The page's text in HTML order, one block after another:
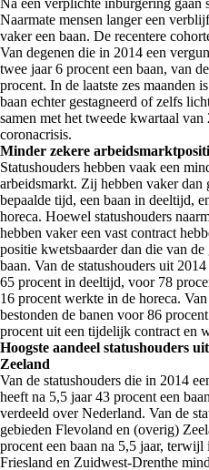
Na een verplichte inburgering gaan
Naarmate mensen langer een
vaker een baan. De recentere
Van degenen die in 2014 een
twee jaar 6 procent een baan, van
procent. In de laatste zes maanden
baan echter gestagneerd of zelfs
samen met het tweede kwartaal
coronacrisis.
Minder zekere
Statushouders hebben vaak een
arbeidsmarkt. Zij hebben vaker dan
bepaalde tijd, een baan in deeltijd,
horeca. Hoewel statushouders
hebben vaker een vast contract
positie kwetsbaarder dan die van
baan. Van de statushouders uit
65 procent in deeltijd, voor 78
16 procent werkte in de horeca.
bestonden de banen voor 86
procent uit een tijdelijk contract en
Hoogste aandeel statushouders
Zeeland
Van de statushouders die in 2014
heeft na 5,5 jaar 43 procent een
verdeeld over Nederland. Van de
gebieden Flevoland en (overig)
procent een baan na 5,5 jaar,
Friesland en Zuidwest-Drenthe